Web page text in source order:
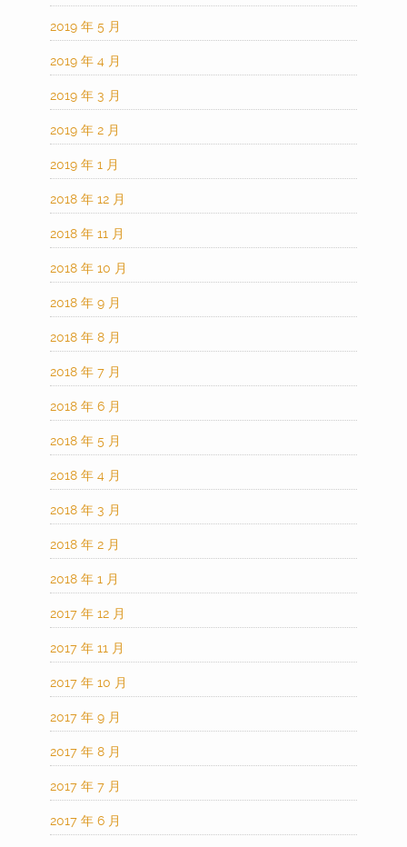
2019 年 5 月
2019 年 4 月
2019 年 3 月
2019 年 2 月
2019 年 1 月
2018 年 12 月
2018 年 11 月
2018 年 10 月
2018 年 9 月
2018 年 8 月
2018 年 7 月
2018 年 6 月
2018 年 5 月
2018 年 4 月
2018 年 3 月
2018 年 2 月
2018 年 1 月
2017 年 12 月
2017 年 11 月
2017 年 10 月
2017 年 9 月
2017 年 8 月
2017 年 7 月
2017 年 6 月